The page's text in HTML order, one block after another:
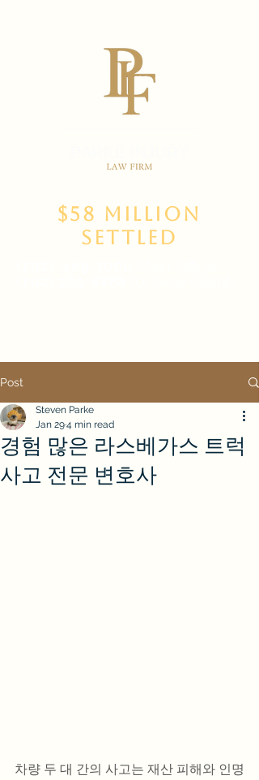
$58 Million
Settled
Post
경험 많은 라스베가스 트럭
사고 전문 변호사
Steven Parke
Jan 294 min read
차량 두 대 간의 사고는 재산 피해와 인명